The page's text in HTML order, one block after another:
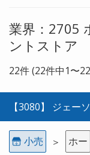
業界：2705
ントストア
22件 (22件中1〜
【3080】 ジェー
小売 ＞ ホー